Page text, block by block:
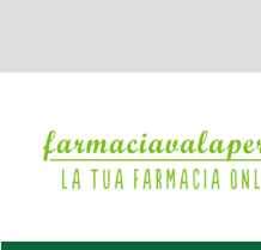
Valaperta